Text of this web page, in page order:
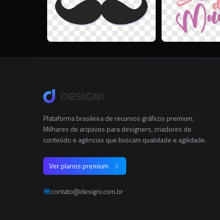
Plataforma brasileira de recursos gráficos premium.
Milhares de arquivos para designers, criadores de
conteúdo e agências que buscam qualidade e agilidade.
Ver planos premium
contato@designi.com.br